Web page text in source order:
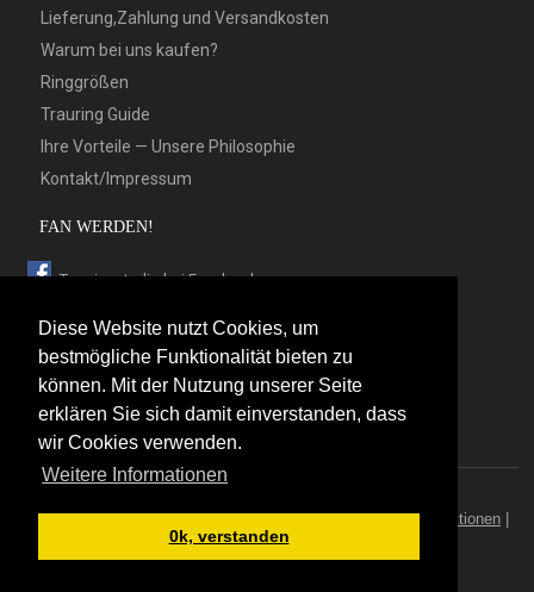
Diese Website nutzt Cookies, um
bestmögliche Funktionalität bieten zu
können. Mit der Nutzung unserer Seite
erklären Sie sich damit einverstanden, dass
wir Cookies verwenden.
Weitere Informationen
0k, verstanden
Lieferung,Zahlung und Versandkosten
Warum bei uns kaufen?
Ringgrößen
Trauring Guide
Ihre Vorteile — Unsere Philosophie
Kontakt/Impressum
FAN WERDEN!
Trauringstudio bei Facebook
Trauringstudio bei Twitter
Trauringstudio bei Pinterest
Trauringstudio bei flickr
Trauringstudio|Trauringe|Hersteller|Kontakt/Impressum Aktionen|
News|Sitemap